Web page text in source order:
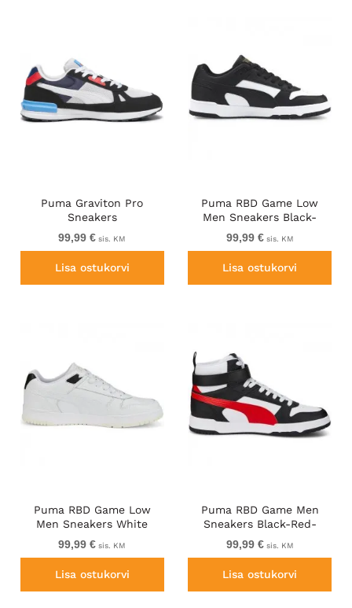
Puma Graviton Pro
Sneakers
99,99 € sis. KM
Lisa ostukorvi
Puma RBD Game Low
Men Sneakers Black-
White
99,99 €sis. KM
Lisa ostukorvi
Puma RBD Game Low
Men Sneakers White
99,99 € sis. KM
Lisa ostukorvi
Puma RBD Game Men
Sneakers Black-Red-
White
99,99 €sis. KM
Lisa ostukorvi